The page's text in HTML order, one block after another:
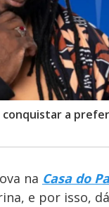
a
na Casa do
e por isso,